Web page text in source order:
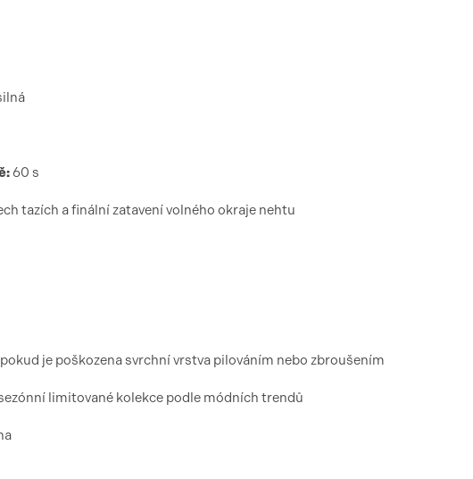
60 s
tazích a finální zatavení volného okraje nehtu
je poškozena svrchní vrstva pilováním nebo zbroušením
limitované kolekce podle módních trendů